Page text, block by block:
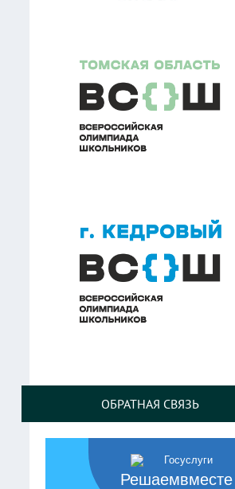
ОБРАТНАЯ СВЯЗЬ
Решаемвместе